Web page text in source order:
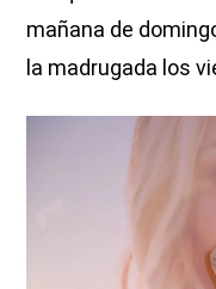
mañana de
la madrugada los